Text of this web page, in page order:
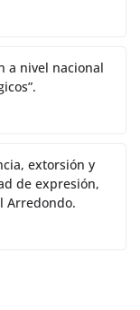
a nivel nacional
extorsión y
de expresión,
Arredondo.